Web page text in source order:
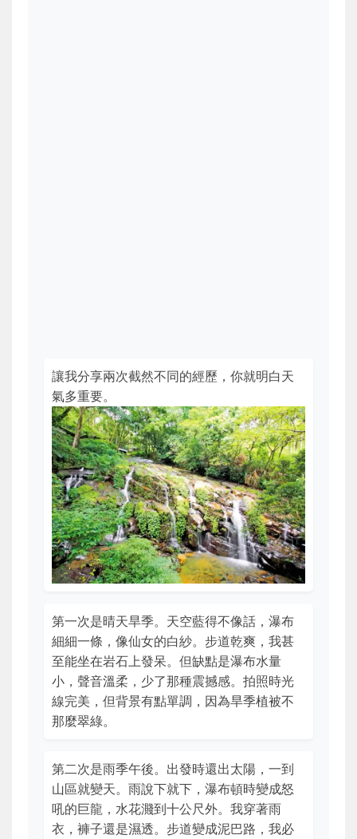
讓我分享兩次截然不同的經歷，你就明白天
氣多重要。
第一次是晴天旱季。天空藍得不像話，瀑布
細細一條，像仙女的白紗。步道乾爽，我甚
至能坐在岩石上發呆。但缺點是瀑布水量
小，聲音溫柔，少了那種震撼感。拍照時光
線完美，但背景有點單調，因為旱季植被不
那麼翠綠。
第二次是雨季午後。出發時還出太陽，一到
山區就變天。雨說下就下，瀑布頓時變成怒
吼的巨龍，水花濺到十公尺外。我穿著雨
衣，褲子還是濕透。步道變成泥巴路，我必